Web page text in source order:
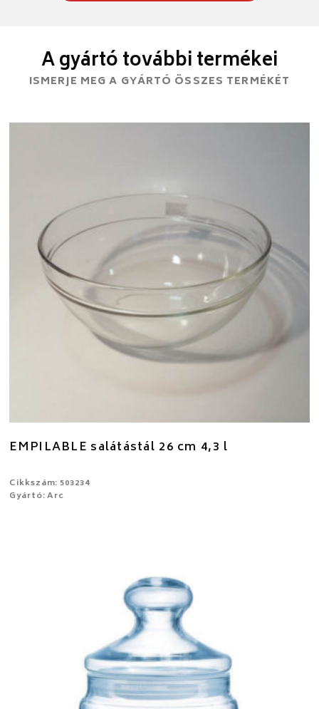
A gyártó további termékei
ISMERJE MEG A GYÁRTÓ ÖSSZES TERMÉKÉT
EMPILABLE salátástál 26 cm 4,3 l
Cikkszám: 503234
Gyártó: Arc